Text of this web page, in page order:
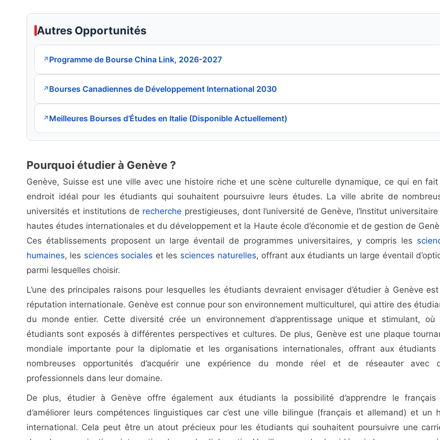
Autres Opportunités
↗Programme de Bourse China Link, 2026-2027
↗Bourses Canadiennes de Développement International 2030
↗Meilleures Bourses d’Études en Italie (Disponible Actuellement)
Pourquoi étudier à Genève ?
Genève, Suisse est une ville avec une histoire riche et une scène culturelle dynamique, ce qui en fait
endroit idéal pour les étudiants qui souhaitent poursuivre leurs études. La ville abrite de
universités et institutions de recherche prestigieuses, dont l’université de Genève, l’Institut
hautes études internationales et du développement et la Haute école d’économie et de gestion de
Ces établissements proposent un large éventail de programmes universitaires, y compris les
humaines, les sciences sociales et les sciences naturelles, offrant aux étudiants un large éventail
parmi lesquelles choisir.
L’une des principales raisons pour lesquelles les étudiants devraient envisager d’étudier à Genève
réputation internationale. Genève est connue pour son environnement multiculturel, qui attire des
du monde entier. Cette diversité crée un environnement d’apprentissage unique et stimulant, où
étudiants sont exposés à différentes perspectives et cultures. De plus, Genève est une plaque
mondiale importante pour la diplomatie et les organisations internationales, offrant aux étudiants
nombreuses opportunités d’acquérir une expérience du monde réel et de réseauter avec
professionnels dans leur domaine.
De plus, étudier à Genève offre également aux étudiants la possibilité d’apprendre le français
d’améliorer leurs compétences linguistiques car c’est une ville bilingue (français et allemand) et un
international. Cela peut être un atout précieux pour les étudiants qui souhaitent poursuivre une